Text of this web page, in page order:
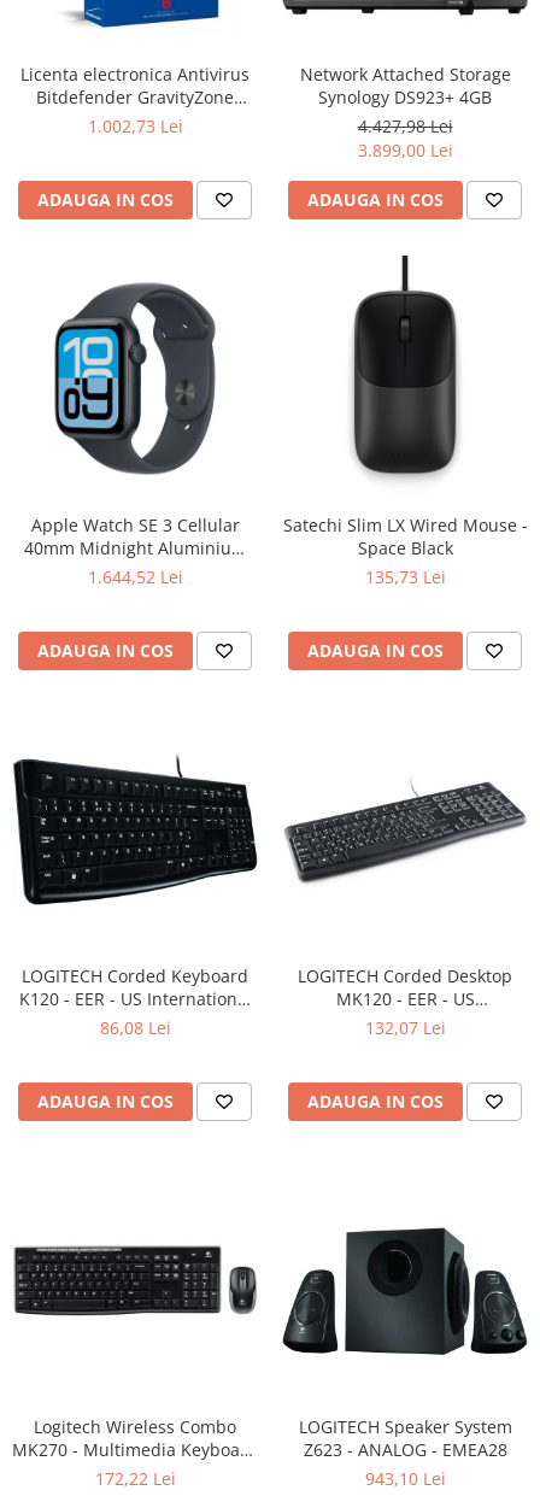
Smartphone IPhone
Casti
Mouse Pad
USB Hub
Licenta electronica Antivirus
Bitdefender GravityZone
Business Security, 5 useri, 2
1.002,73 Lei
ADAUGA IN COS
Network Attached Storage
Synology DS923+ 4GB
4.427,98 Lei
3.899,00 Lei
ADAUGA IN COS
Apple Watch SE 3 Cellular
40mm Midnight Aluminium
Case with Midnight Sport
1.644,52 Lei
ADAUGA IN COS
Satechi Slim LX Wired Mouse -
Space Black
135,73 Lei
ADAUGA IN COS
LOGITECH Corded Keyboard
K120 - EER - US International
layout
86,08 Lei
ADAUGA IN COS
LOGITECH Corded Desktop
MK120 - EER - US
International layout
132,07 Lei
ADAUGA IN COS
Logitech Wireless Combo
MK270 - Multimedia Keyboard
+ Mouse, Black
172,22 Lei
LOGITECH Speaker System
Z623 - ANALOG - EMEA28
943,10 Lei